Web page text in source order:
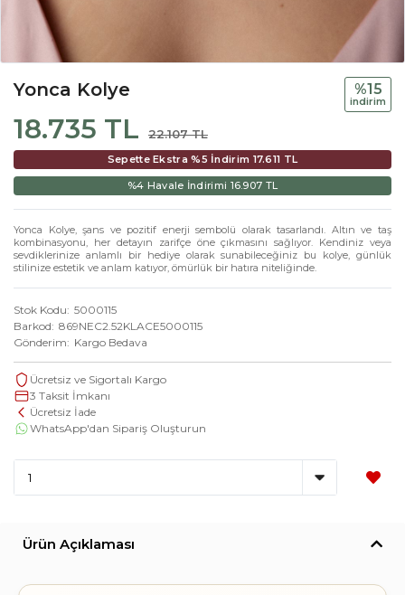
Yonca Kolye
18.735 TL 22.107 TL
%15
i̇ndi̇ri̇m
Sepette Ekstra %5 İndirim 17.611 TL
%4 Havale İndirimi 16.907 TL
Yonca Kolye, şans ve pozitif enerji sembolü olarak tasarlandı. Altın ve taş
kombinasyonu, her detayın zarifçe öne çıkmasını sağlıyor. Kendiniz veya
sevdiklerinize anlamlı bir hediye olarak sunabileceğiniz bu kolye, günlük
stilinize estetik ve anlam katıyor, ömürlük bir hatıra niteliğinde.
Stok Kodu 5000115
Barkod 869NEC2.52KLACE5000115
Gönderim
Kargo Bedava
Ücretsiz ve Sigortalı Kargo
3 Taksit İmkanı
Ücretsiz İade
WhatsApp'dan Sipariş Oluşturun
Ürün Açıklaması